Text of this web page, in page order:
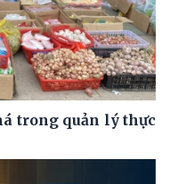
trong quản lý thực